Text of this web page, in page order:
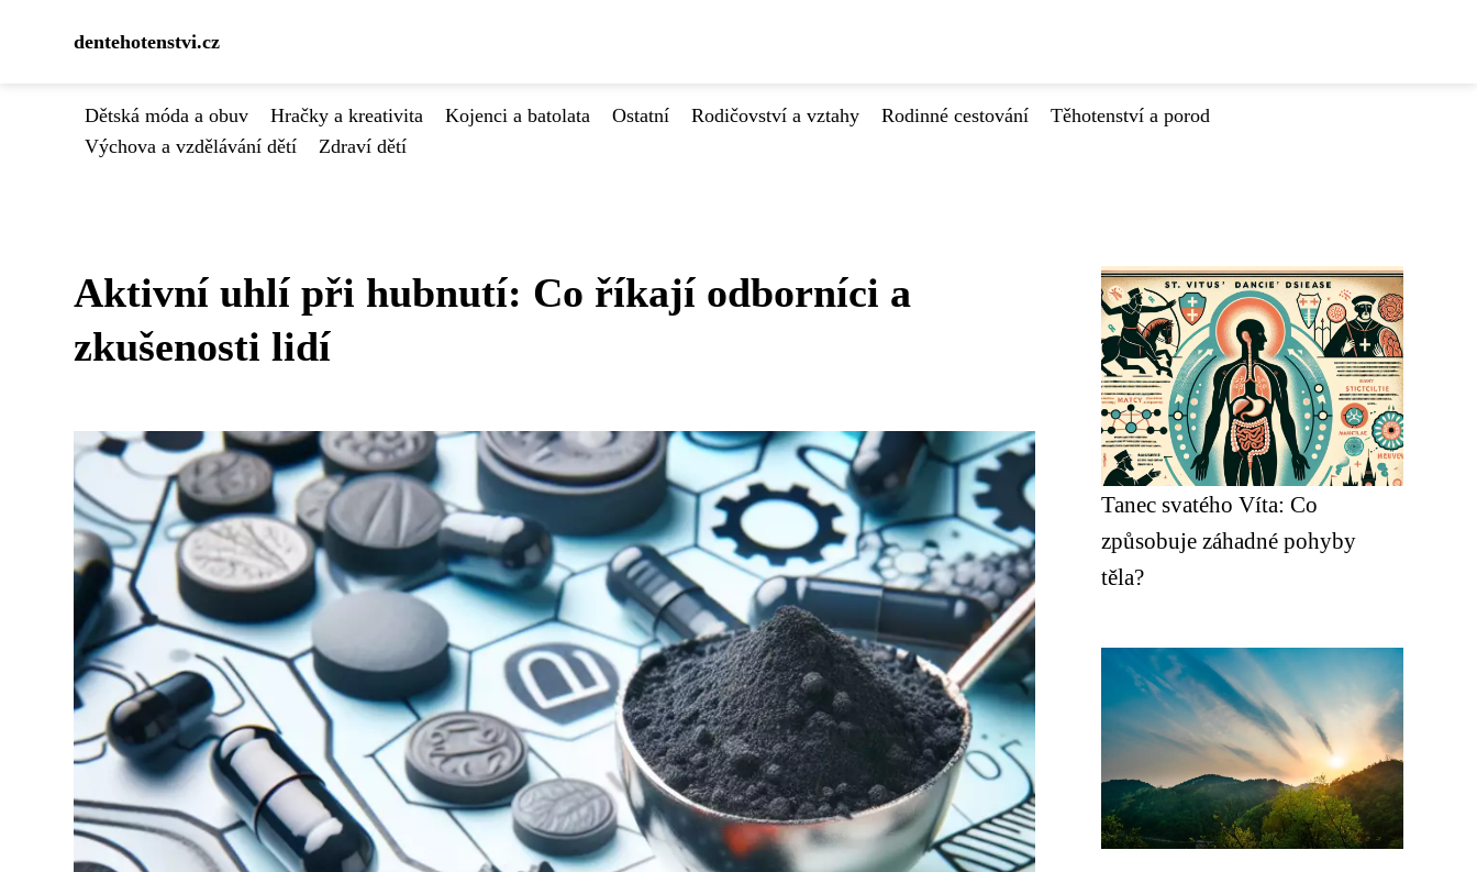
dentehotenstvi.cz
Dětská móda a obuv Hračky a kreativita Kojenci a batolata Ostatní Rodičovství a vztahy Rodinné cestování
Těhotenství a porod
Výchova a vzdělávání dětí
Zdraví dětí
Aktivní uhlí při hubnutí: Co říkají odborníci a
zkušenosti lidí
Tanec svatého Víta: Co
způsobuje záhadné pohyby
těla?